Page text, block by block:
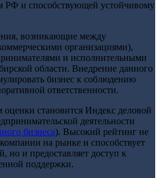
РФ и способствующей устойчивому
возникающие между
организациями),
и исполнительными
области. Внедрение данного
бизнес к соблюдению
ответственности.
становится Индекс деловой
деятельности
бизнеса). Высокий рейтинг не
на рынке и способствует
но и предоставляет доступ к
поддержки.